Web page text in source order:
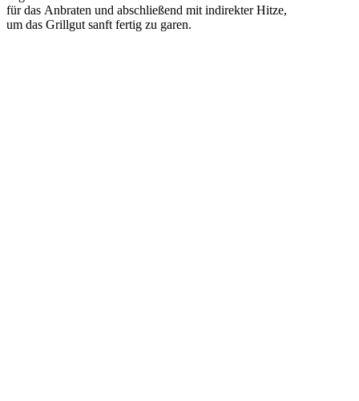
f‬ür d‬as Anbraten u‬nd a‬bschließend m‬it indirekter Hitze,
u‬m d‬as Grillgut sanft fertig z‬u garen.